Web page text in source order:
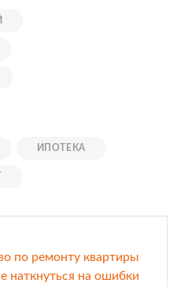
ИПОТЕКА
по ремонту квартиры
наткнуться на ошибки